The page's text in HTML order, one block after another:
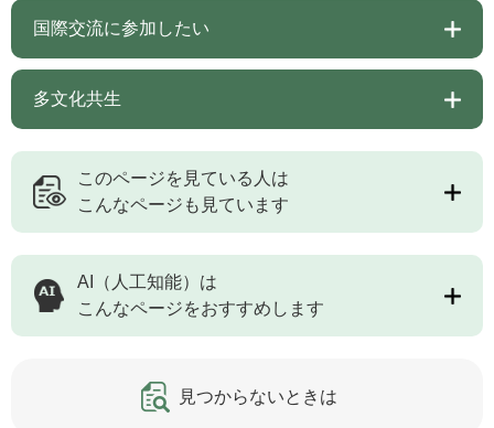
国際交流に参加したい
多文化共生
このページを見ている人は
こんなページも見ています
AI（人工知能）は
こんなページをおすすめします
見つからないときは